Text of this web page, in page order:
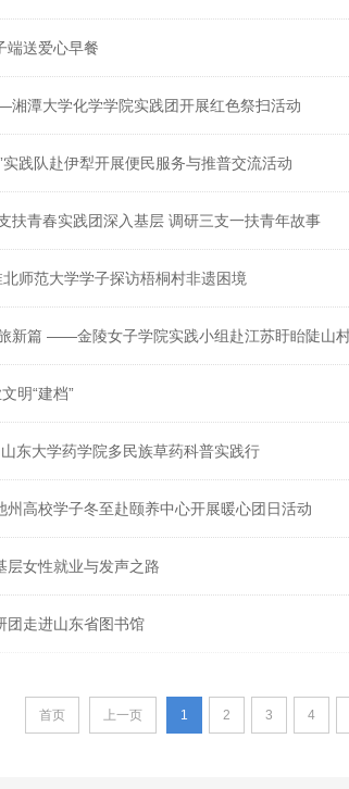
送爱心早餐
潭大学化学学院实践团开展红色祭扫活动
践队赴伊犁开展便民服务与推普交流活动
扶青春实践团深入基层 调研三支一扶青年故事
师范大学学子探访梧桐村非遗困境
新篇 ——金陵女子学院实践小组赴江苏盱眙陡山
明“建档”
东大学药学院多民族草药科普实践行
高校学子冬至赴颐养中心开展暖心团日活动
层女性就业与发声之路
团走进山东省图书馆
首页 上一页 1 2 3 4